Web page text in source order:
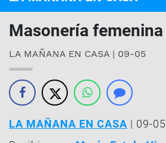
Masonería
LA MAÑANA EN CASA | 09-05
LA MAÑANA EN CASA | 09-